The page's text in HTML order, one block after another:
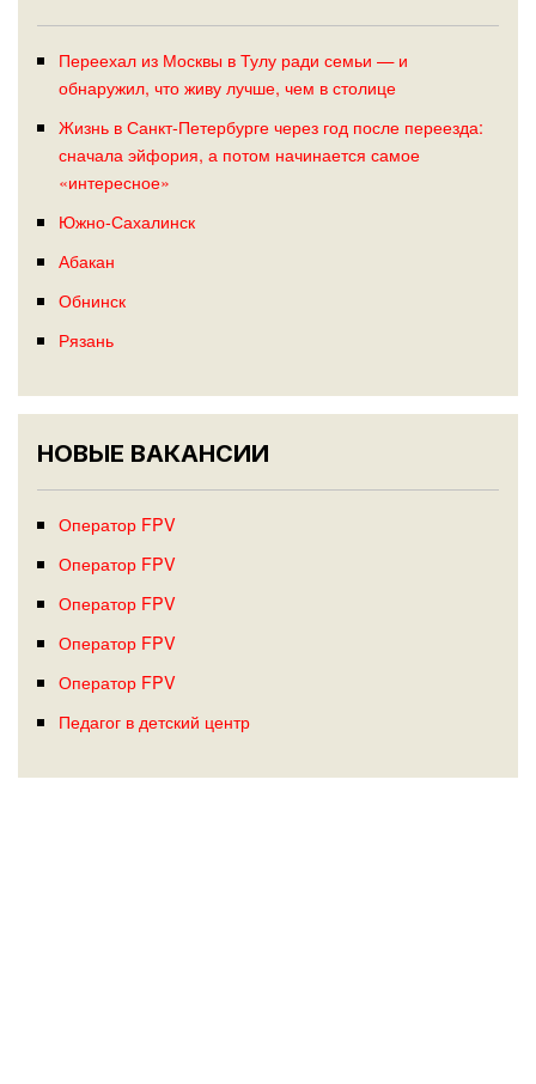
Переехал из Москвы в Тулу ради семьи — и
обнаружил, что живу лучше, чем в столице
Жизнь в Санкт-Петербурге через год после переезда:
сначала эйфория, а потом начинается самое
«интересное»
Южно-Сахалинск
Абакан
Обнинск
Рязань
НОВЫЕ ВАКАНСИИ
Оператор FPV
Оператор FPV
Оператор FPV
Оператор FPV
Оператор FPV
Педагог в детский центр